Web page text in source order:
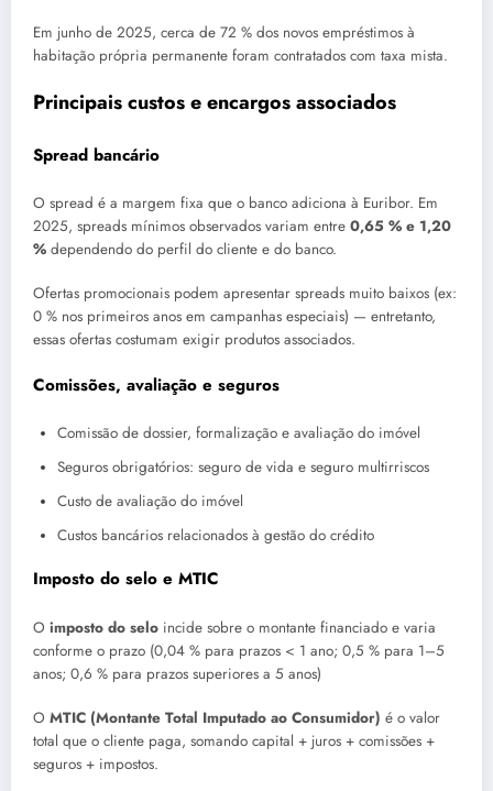
Em junho de 2025, cerca de 72 % dos novos empréstimos à
habitação própria permanente foram contratados com taxa mista.
Principais custos e encargos associados
Spread bancário
O spread é a margem fixa que o banco adiciona à Euribor. Em
2025, spreads mínimos observados variam entre 0,65 % e 1,20
% dependendo do perfil do cliente e do banco.
Ofertas promocionais podem apresentar spreads muito baixos (ex:
0 % nos primeiros anos em campanhas especiais) — entretanto,
essas ofertas costumam exigir produtos associados.
Comissões, avaliação e seguros
Comissão de dossier, formalização e avaliação do imóvel
Seguros obrigatórios: seguro de vida e seguro multirriscos
Custo de avaliação do imóvel
Custos bancários relacionados à gestão do crédito
Imposto do selo e MTIC
O imposto do selo incide sobre o montante financiado e varia
conforme o prazo (0,04 % para prazos < 1 ano; 0,5 % para 1–5
anos; 0,6 % para prazos superiores a 5 anos)
O MTIC (Montante Total Imputado ao Consumidor) é o valor
total que o cliente paga, somando capital + juros + comissões +
seguros + impostos.